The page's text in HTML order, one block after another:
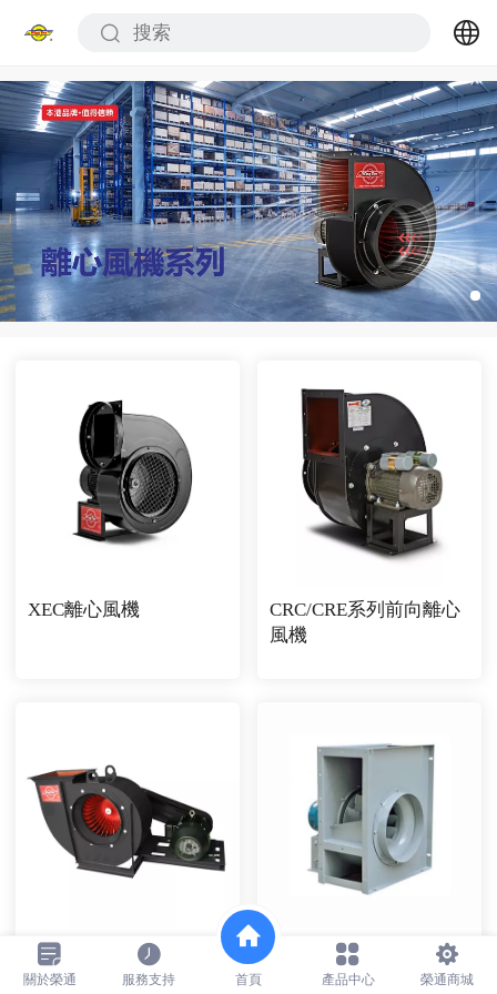
繁体
中文
English
XEC離心風機
CRC/CRE系列前向離心
風機
CRE系列前向離心風機 TDF-A
關於榮通 服務支持 首頁 產品中心 榮通商城